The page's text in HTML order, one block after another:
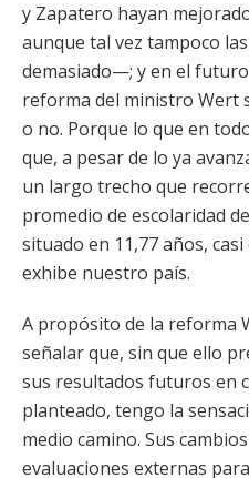
y Zapatero hayan
aunque tal vez tampoco
demasiado—; y en el
reforma del ministro Wert
o no. Porque lo que en
que, a pesar de lo ya
un largo trecho que
promedio de escolaridad
situado en 11,77 años,
exhibe nuestro país.
A propósito de la reforma
señalar que, sin que ello
sus resultados futuros en
planteado, tengo la
medio camino. Sus
evaluaciones externas